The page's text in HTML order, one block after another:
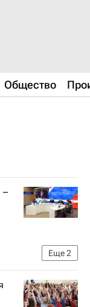
Общество
–
Еще2
2018